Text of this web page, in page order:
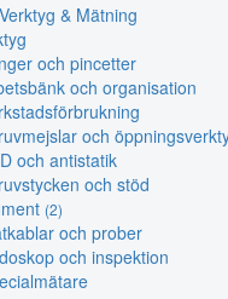
& Mätning
och pincetter
och organisation
och
och antistatik
och stöd
(2)
och prober
och inspektion